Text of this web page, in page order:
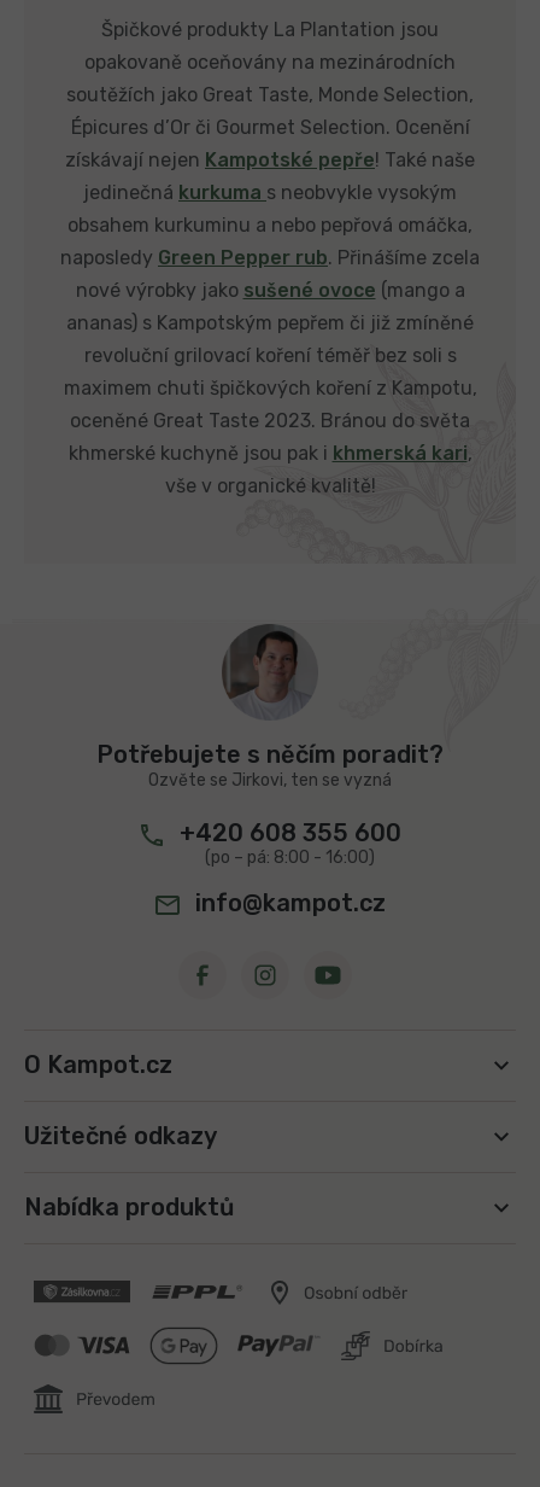
Špičkové produkty La Plantation jsou
opakovaně oceňovány na mezinárodních
soutěžích jako Great Taste, Monde Selection,
Épicures d’Or či Gourmet Selection. Ocenění
získávají nejen Kampotské pepře! Také naše
jedinečná kurkuma s neobvykle vysokým
obsahem kurkuminu a nebo pepřová omáčka,
naposledy Green Pepper rub. Přinášíme zcela
nové výrobky jako sušené ovoce (mango a
ananas) s Kampotským pepřem či již zmíněné
revoluční grilovací koření téměř bez soli s
maximem chuti špičkových koření z Kampotu,
oceněné Great Taste 2023. Bránou do světa
khmerské kuchyně jsou pak i khmerská kari,
vše v organické kvalitě!
Potřebujete s něčím poradit?
Ozvěte se Jirkovi, ten se vyzná
+420 608 355 600
info@kampot.cz
O Kampot.cz
Užitečné odkazy
Nabídka produktů